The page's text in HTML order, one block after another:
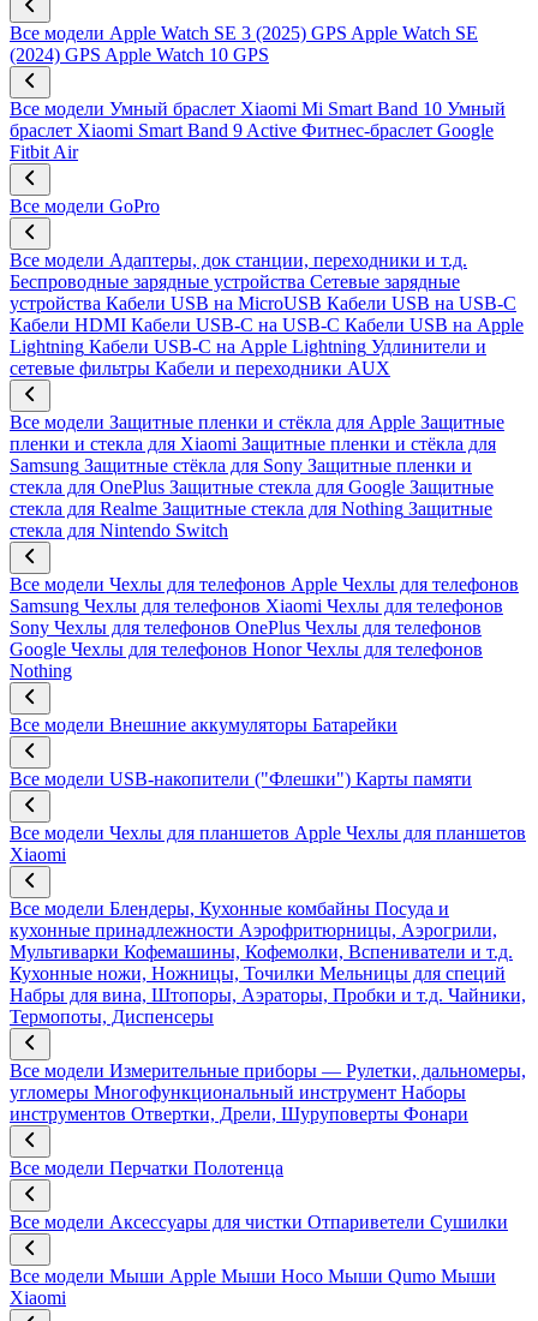
Все модели Apple Watch SE 3 (2025) GPS Apple Watch SE
(2024) GPS Apple Watch 10 GPS
Все модели Умный браслет Xiaomi Mi Smart Band 10 Умный
браслет Xiaomi Smart Band 9 Active Фитнес-браслет Google
Fitbit Air
Все модели GoPro
Все модели Адаптеры, док станции, переходники и т.д.
Беспроводные зарядные устройства Сетевые зарядные
устройства Кабели USB на MicroUSB Кабели USB на USB-C
Кабели HDMI Кабели USB-C на USB-C Кабели USB на Apple
Lightning Кабели USB-C на Apple Lightning Удлинители и
сетевые фильтры Кабели и переходники AUX
Все модели Защитные пленки и стёкла для Apple Защитные
пленки и стекла для Xiaomi Защитные пленки и стёкла для
Samsung Защитные стёкла для Sony Защитные пленки и
стекла для OnePlus Защитные стекла для Google Защитные
стекла для Realme Защитные стекла для Nothing Защитные
стекла для Nintendo Switch
Все модели Чехлы для телефонов Apple Чехлы для телефонов
Samsung Чехлы для телефонов Xiaomi Чехлы для телефонов
Sony Чехлы для телефонов OnePlus Чехлы для телефонов
Google Чехлы для телефонов Honor Чехлы для телефонов
Nothing
Все модели Внешние аккумуляторы Батарейки
Все модели USB-накопители ("Флешки") Карты памяти
Все модели Чехлы для планшетов Apple Чехлы для планшетов
Xiaomi
Все модели Блендеры, Кухонные комбайны Посуда и
кухонные принадлежности Аэрофритюрницы, Аэрогрили,
Мультиварки Кофемашины, Кофемолки, Вспениватели и т.д.
Кухонные ножи, Ножницы, Точилки Мельницы для специй
Набры для вина, Штопоры, Аэраторы, Пробки и т.д. Чайники,
Термопоты, Диспенсеры
Все модели Измерительные приборы — Рулетки, дальномеры,
угломеры Многофункциональный инструмент Наборы
инструментов Отвертки, Дрели, Шуруповерты Фонари
Все модели Перчатки Полотенца
Все модели Аксессуары для чистки Отпариветели Сушилки
Все модели Мыши Apple Мыши Hoco Мыши Qumo Мыши
Xiaomi